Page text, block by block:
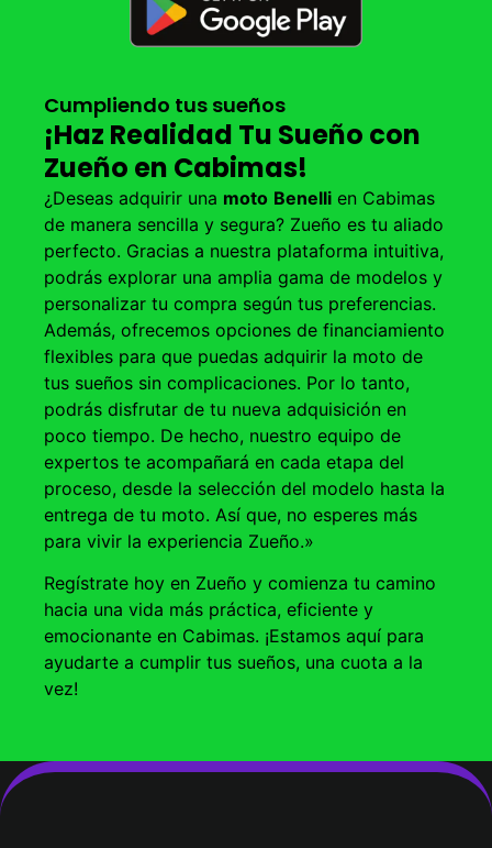
Cumpliendo tus sueños
¡Haz Realidad Tu Sueño con
Zueño en Cabimas!
¿Deseas adquirir una moto Benelli en Cabimas
de manera sencilla y segura? Zueño es tu aliado
perfecto. Gracias a nuestra plataforma intuitiva,
podrás explorar una amplia gama de modelos y
personalizar tu compra según tus preferencias.
Además, ofrecemos opciones de financiamiento
flexibles para que puedas adquirir la moto de
tus sueños sin complicaciones. Por lo tanto,
podrás disfrutar de tu nueva adquisición en
poco tiempo. De hecho, nuestro equipo de
expertos te acompañará en cada etapa del
proceso, desde la selección del modelo hasta la
entrega de tu moto. Así que, no esperes más
para vivir la experiencia Zueño.»
Regístrate hoy en Zueño y comienza tu camino
hacia una vida más práctica, eficiente y
emocionante en Cabimas. ¡Estamos aquí para
ayudarte a cumplir tus sueños, una cuota a la
vez!